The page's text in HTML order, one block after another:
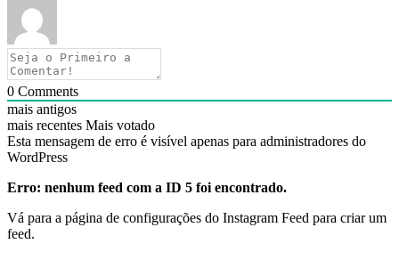
0 Comments
mais antigos
mais recentes Mais votado
Esta mensagem de erro é visível apenas para administradores do
WordPress
Erro: nenhum feed com a ID 5 foi encontrado.
Vá para a página de configurações do Instagram Feed para criar um
feed.